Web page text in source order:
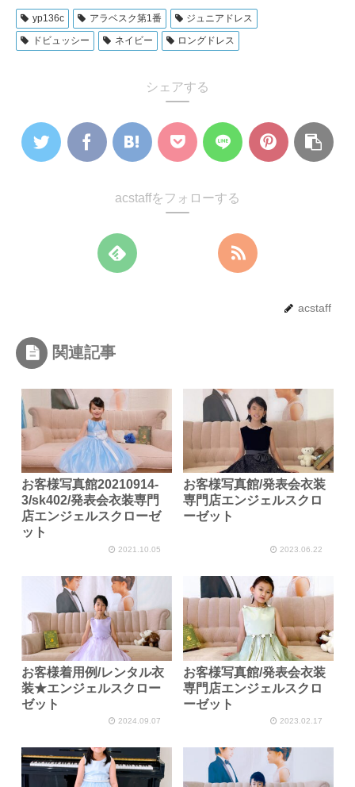
yp136c アラベスク第1番
ジュニアドレス
ドビュッシー
ネイビー ロングドレス
シェアする
acstaffをフォローする
acstaff
関連記事
お客様写真館20210914-
3/sk402/発表会衣装専門
店エンジェルスクローゼ
ット
2021.10.05
お客様写真館/発表会衣装
専門店エンジェルスクロ
ーゼット
2023.06.22
お客様着用例/レンタル衣
装★エンジェルスクロー
ゼット
2024.09.07
お客様写真館/発表会衣装
専門店エンジェルスクロ
ーゼット
2023.02.17